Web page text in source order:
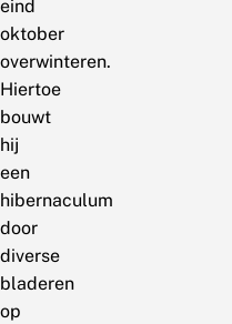
eind
oktober
overwinteren.
Hiertoe
bouwt
hij
een
hibernaculum
door
diverse
bladeren
op